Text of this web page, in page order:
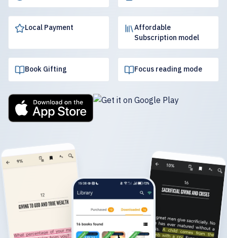
Local Payment
Affordable
Subscription model
Book Gifting Focus reading mode